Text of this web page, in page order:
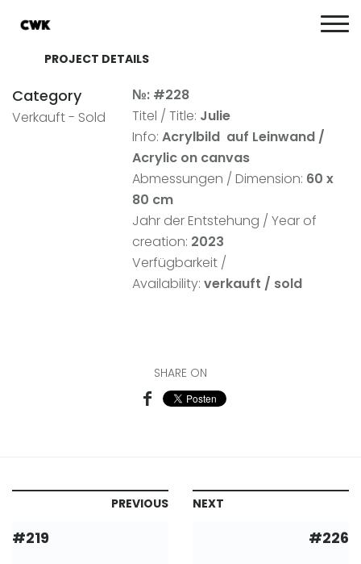
PROJECT DETAILS
Category
Verkauft - Sold
№: #228
Titel / Title: Julie
Info:Acrylbild auf Leinwand /
Acrylic on canvas
Abmessungen / Dimension: 60 x
80 cm
Jahr der Entstehung / Year of
creation: 2023
Verfügbarkeit /
Availability:verkauft / sold
SHARE ON
PREVIOUS
#219
NEXT
#226